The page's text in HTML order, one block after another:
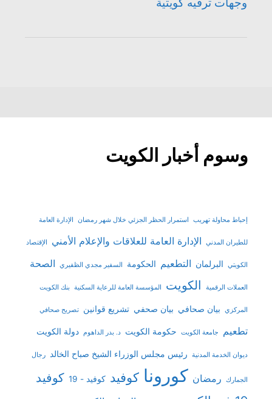
وجهات ترفيه كويتية
وسوم أخبار الكويت
إحباط محاولة تهريب استمرار الحظر الجزئي خلال شهر رمضان الإدارة العامة
للطيران المدني الإدارة العامة للعلاقات والإعلام الأمني الإقتصاد
الكويتي البرلمان التطعيم الحكومة السفير مجدي الظفيري الصحة
العملات الرقمية الكويت المؤسسة العامة للرعاية السكنية بنك الكويت
المركزي بيان صحافي بيان صحفي تشريع قوانين تصريح صحافي
تطعيم جامعة الكويت حكومة الكويت د. بدر الداهوم دولة الكويت
ديوان الخدمة المدنية رئيس مجلس الوزراء الشيخ صباح الخالد رجال
الجمارك رمضان كورونا كوفيد كوفيد - 19
كوفيد